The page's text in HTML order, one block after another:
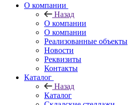
О компании
Назад
О компании
О компании
Реализованные объекты
Новости
Реквизиты
Контакты
Каталог
Назад
Каталог